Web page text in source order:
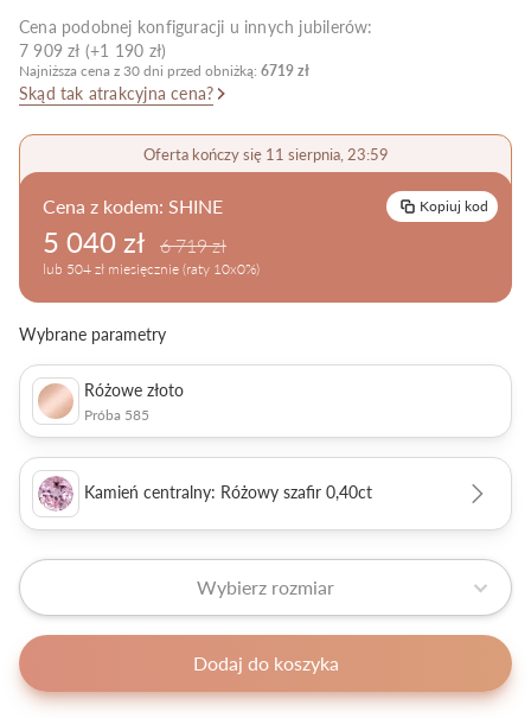
Pielęgnacja biżuterii
Cena podobnej konfiguracji u innych jubilerów:
7 909 zł (+1 190 zł)
Najniższa cena z 30 dni przed obniżką: 6719 zł
Skąd tak atrakcyjna cena?
Oferta kończy się 11 sierpnia, 23:59
Cena z kodem: SHINE Kopiuj kod
5 040 zł 6 719 zł
lub 504 zł miesięcznie (raty 10x0%)
Wybrane parametry
Różowe złoto
Próba 585
Kamień centralny: Różowy szafir 0,40ct
Wybierz rozmiar
Dodaj do koszyka